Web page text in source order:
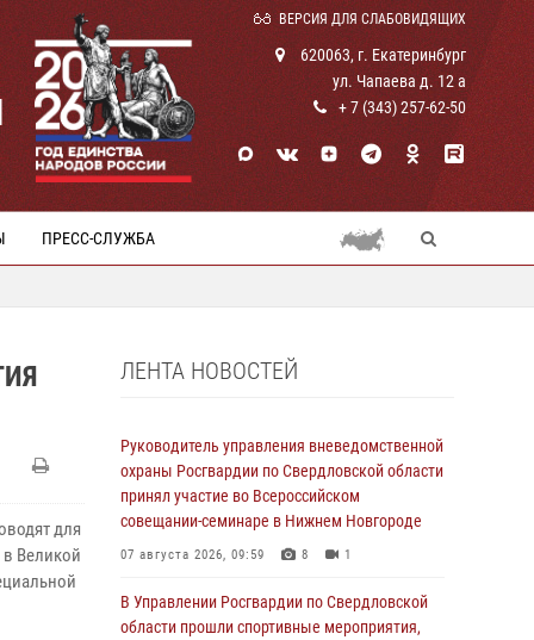
ВЕРСИЯ ДЛЯ СЛАБОВИДЯЩИХ
620063, г. Екатеринбург
ул. Чапаева д. 12 а
+ 7 (343) 257-62-50
ПРЕСС-СЛУЖБА
для
Великой
ЛЕНТА НОВОСТЕЙ
Руководитель управления вневедомственной
охраны Росгвардии по Свердловской области
принял участие во Всероссийском
совещании-семинаре в Нижнем Новгороде
07 августа 2026, 09:59 8 1
В Управлении Росгвардии по Свердловской
области прошли спортивные мероприятия,